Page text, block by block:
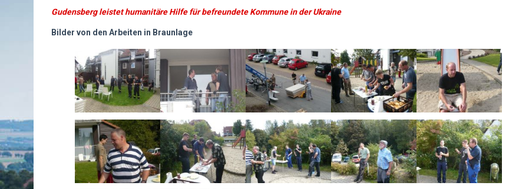
Gudensberg leistet humanitäre Hilfe für befreundete Kommune in der Ukraine
Bilder von den Arbeiten in Braunlage